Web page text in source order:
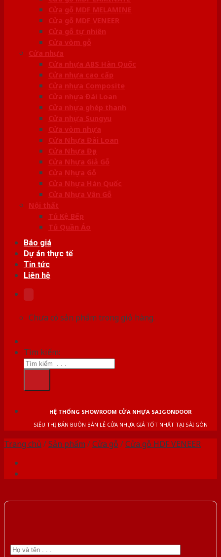
Cửa gỗ MDF MELAMINE
Cửa gỗ MDF VENEER
Cửa gỗ tự nhiên
Cửa vòm gỗ
Cửa nhựa
Cửa nhựa ABS Hàn Quốc
Cửa nhựa cao cấp
Cửa nhựa Composite
Cửa nhựa Đài Loan
Cửa nhựa ghép thanh
Cửa nhựa Sungyu
Cửa vòm nhựa
Cửa Nhựa Đài Loan
Cửa Nhựa Đẹp
Cửa Nhựa Giả Gỗ
Cửa Nhựa Gỗ
Cửa Nhựa Hàn Quốc
Cửa Nhựa Vân Gỗ
Nội thất
Tủ Kệ Bếp
Tủ Quần Áo
Báo giá
Dự án thực tế
Tin tức
Liên hệ
Chưa có sản phẩm trong giỏ hàng.
Tìm kiếm:
HỆ THỐNG SHOWROOM CỬA NHỰA SAIGONDOOR
SIÊU THỊ BÁN BUÔN BÁN LẺ CỬA NHỰA GIÁ TỐT NHẤT TẠI SÀI GÒN
Trang chủ /Sản phẩm /Cửa gỗ /Cửa gỗ HDF VENEER